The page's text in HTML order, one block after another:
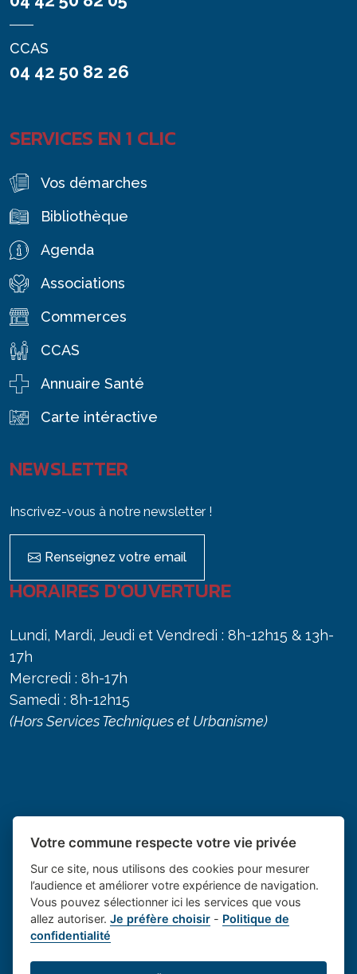
CCAS
04 42 50 82 26
SERVICES EN 1 CLIC
Vos démarches
Bibliothèque
Agenda
Associations
Commerces
CCAS
Annuaire Santé
Carte intéractive
NEWSLETTER
Inscrivez-vous à notre newsletter !
Renseignez votre email
HORAIRES D'OUVERTURE
Lundi, Mardi, Jeudi et Vendredi : 8h-12h15 & 13h-
17h
Mercredi : 8h-17h
Samedi : 8h-12h15
(Hors Services Techniques et Urbanisme)
Place du village la solution web
et appli des collectivités
- Le village de
Mentions légales-- Gestion des cookies
Votre commune respecte votre vie privée
Sur ce site, nous utilisons des cookies pour mesurer
l’audience et améliorer votre expérience de navigation.
Vous pouvez sélectionner ici les services que vous
allez autoriser.Je préfère choisir - Politique de
confidentialité